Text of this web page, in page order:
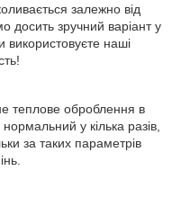
залежно від
досить зручний варіант у
використовуєте наші
теплове оброблення в
у кілька разів,
за таких параметрів